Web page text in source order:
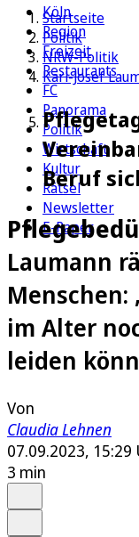
Köln
Region
Freizeit
Restaurants
FC
Panorama
Politik
Wirtschaft
Kultur
Rätsel
Newsletter
E-Paper
Startseite
Politik
NRW-Politik
Karl-Josef
Beruf
Laumann
Menschen:
im Alter
leiden
Von
Claudia Lehnen
07.09.2023, 15:29
3 min